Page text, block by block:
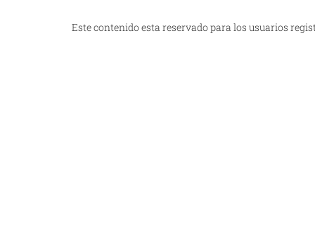
Este contenido esta reservado para los usuarios